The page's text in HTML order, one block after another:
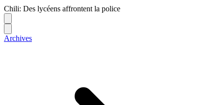
Chili: Des lycéens affrontent la police
Archives